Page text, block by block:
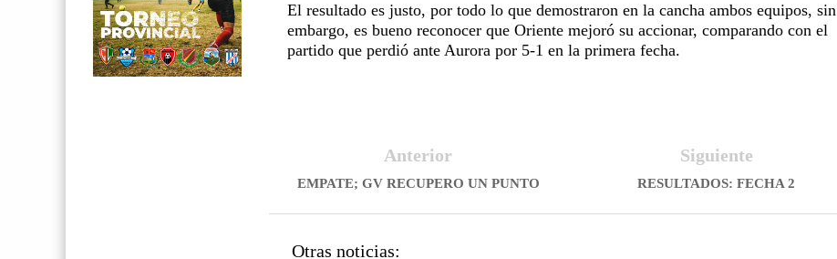
El resultado es justo, por todo lo que demostraron en la cancha ambos equipos, sin
embargo, es bueno reconocer que Oriente mejoró su accionar, comparando con el
partido que perdió ante Aurora por 5-1 en la primera fecha.
Siguiente
RESULTADOS: FECHA 2
Anterior
EMPATE; GV RECUPERO UN PUNTO
Otras noticias: